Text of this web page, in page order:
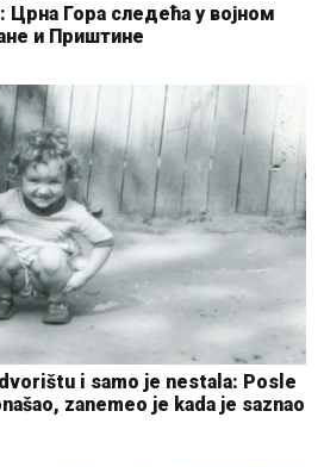
Црна Гора следећа у војном
и Приштине
i samo je nestala: Posle
zanemeo je kada je saznao